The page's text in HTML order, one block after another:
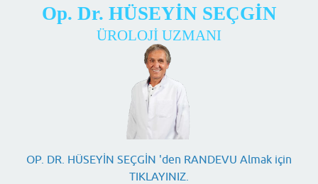
Op. Dr. HÜSEYİN SEÇGİN
ÜROLOJİ UZMANI
OP. DR. HÜSEYİN SEÇGİN 'den RANDEVU Almak için
TIKLAYINIZ.